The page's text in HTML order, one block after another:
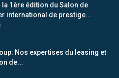
la 1ère édition du Salon de
international de prestige...
Nos expertises du leasing et
de...